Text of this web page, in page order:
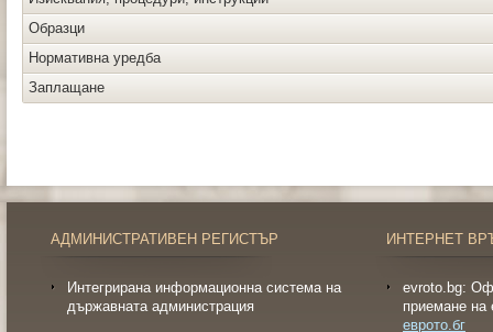
Образци
Нормативна уредба
Заплащане
АДМИНИСТРАТИВЕН РЕГИСТЪР
Интегрирана информационна система на
държавната администрация
ИНТЕРНЕТ
evroto.bg:
приемане на
еврото.бг